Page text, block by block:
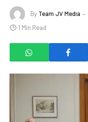
By Team JV Media
1 Min Read